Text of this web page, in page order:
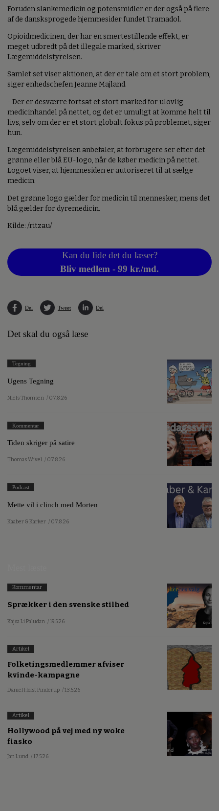
Foruden slankemedicin og potensmidler er der også på flere
af de dansksprogede hjemmesider fundet Tramadol.
Opioidmedicinen, der har en smertestillende effekt, er
meget udbredt på det illegale marked, skriver
Lægemiddelstyrelsen.
Samlet set viser aktionen, at der er tale om et stort problem,
siger enhedschefen Jeanne Majland.
- Der er desværre fortsat et stort marked for ulovlig
medicinhandel på nettet, og det er umuligt at komme helt til
livs, selv om der er et stort globalt fokus på problemet, siger
hun.
Lægemiddelstyrelsen anbefaler, at forbrugere ser efter det
grønne eller blå EU-logo, når de køber medicin på nettet.
Logoet viser, at hjemmesiden er autoriseret til at sælge
medicin.
Det grønne logo gælder for medicin til mennesker, mens det
blå gælder for dyremedicin.
Kilde: /ritzau/
Kan du lide det du læser?
Bliv medlem - 99 kr./md.
Del Tweet Del
Det skal du også læse
Tegning
Ugens Tegning
Niels Thomsen / 07.8.26
Kommentar
Tiden skriger på satire
Thomas Wivel / 07.8.26
Podcast
Mette vil i clinch med Morten
Kaaber & Karker / 07.8.26
Kommentar
Sprækker i den svenske stilhed
Kajsa Li Paludan / 19.5.26
Artikel
Folketingsmedlemmer afviser
kvinde-kampagne
Daniel Holst Pinderup / 13.5.26
Artikel
Hollywood på vej med ny woke
fiasko
Jan Lund / 17.5.26